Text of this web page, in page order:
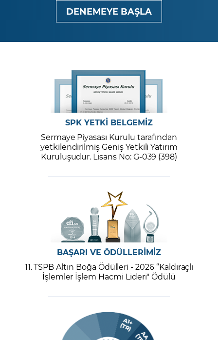
DENEMEYE BAŞLA
SPK YETKİ BELGEMİZ
Sermaye Piyasası Kurulu tarafından
yetkilendirilmiş Geniş Yetkili Yatırım
Kuruluşudur. Lisans No: G-039 (398)
BAŞARI VE ÖDÜLLERİMİZ
11. TSPB Altın Boğa Ödülleri - 2026 “Kaldıraçlı
İşlemler İşlem Hacmi Lideri" Ödülü